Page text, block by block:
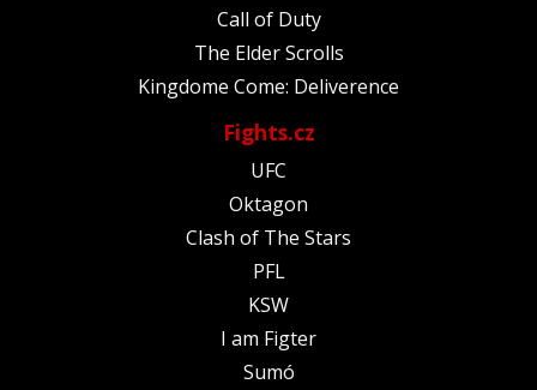
Call of Duty
The Elder Scrolls
Kingdome Come: Deliverence
Fights.cz
UFC
Oktagon
Clash of The Stars
PFL
KSW
I am Figter
Sumó